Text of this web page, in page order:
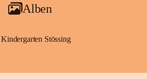
Alben
Kindergarten Stössing